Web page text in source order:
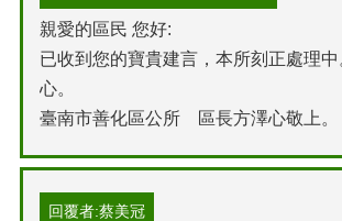
親愛的區民 您好:
已收到您的寶貴建言，本所刻正處理
心。
臺南市善化區公所 區長方澤心敬上。
回覆者:蔡美冠